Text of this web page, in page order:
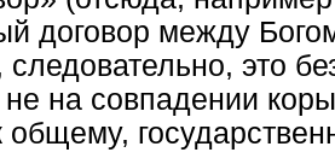
договор между
это
на совпадении
общему,